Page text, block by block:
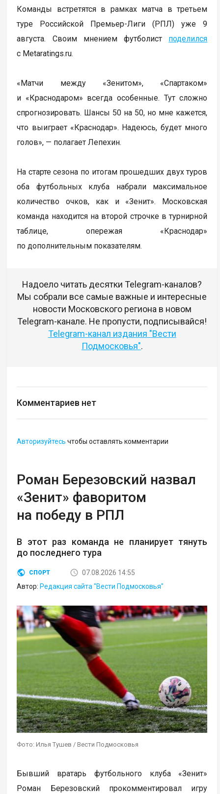
Команды встретятся в рамках матча в третьем
туре Российской Премьер-Лиги (РПЛ) уже 9
августа. Своим мнением футболист поделился
с Metaratings.ru.
«Матчи между «Зенитом», «Спартаком»
и «Краснодаром» всегда особенные. Тут сложно
спрогнозировать. Шансы 50 на 50, но мне кажется,
что выиграет «Краснодар». Надеюсь, будет много
голов», — полагает Лепехин.
На старте сезона по итогам прошедших двух туров
оба футбольных клуба набрали максимальное
количество очков, как и «Зенит». Московская
команда находится на второй строчке в турнирной
таблице, опережая «Краснодар»
по дополнительным показателям.
Надоело читать десятки Telegram-каналов?
Мы собрали все самые важные и интересные
новости Московского региона в новом
Telegram-канале. Не пропусти, подписывайся!
Telegram-канал издания "Вести
Подмосковья".
Комментариев нет
Авторизуйтесь чтобы оставлять комментарии
Роман Березовский назвал
«Зенит» фаворитом
на победу в РПЛ
В этот раз команда не планирует тянуть
до последнего тура
СПОРТ
07.08.2026 14:55
Автор: Редакция сайта "Вести Подмосковья"
Фото: Илья Тушев / Вести Подмосковья
Бывший вратарь футбольного клуба «Зенит»
Роман Березовский прокомментировал игру